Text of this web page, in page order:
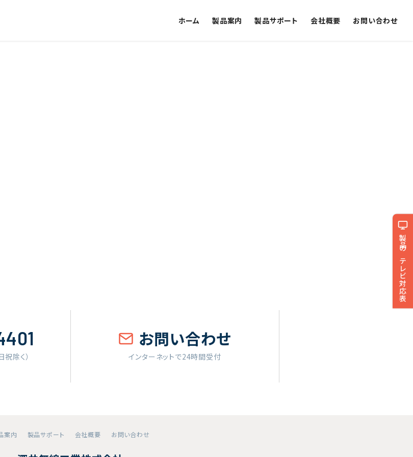
製品のテレビ対応表
ホーム 製品案内 製品サポート 会社概要 お問い合わせ
除く）
お問い合わせ
インターネットで24時間受付
案内 製品サポート 会社概要 お問い合わせ